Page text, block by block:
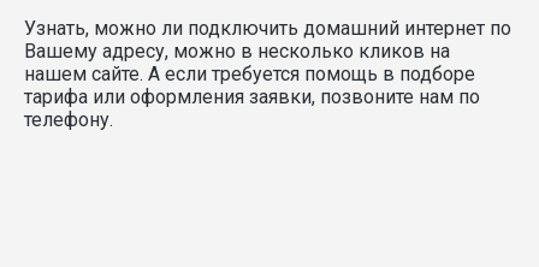
Узнать, можно ли подключить домашний интернет по
Вашему адресу, можно в несколько кликов на
нашем сайте. А если требуется помощь в подборе
тарифа или оформления заявки, позвоните нам по
телефону.